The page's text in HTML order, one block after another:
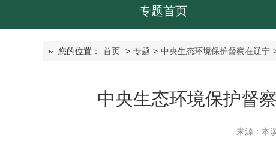
专题首页
您的位置： 首页 > 专题 > 中央生态环境保护督察在辽宁
中央生态环境保护督
来源：本